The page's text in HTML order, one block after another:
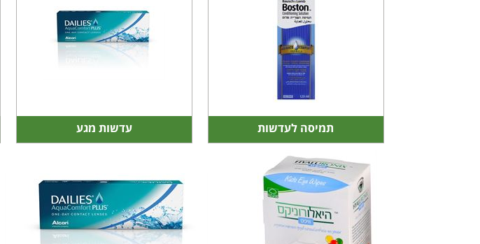
תמיסה לעדשות עדשות מגע